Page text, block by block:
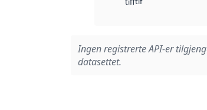
Ingen registrerte API-er
datasettet.